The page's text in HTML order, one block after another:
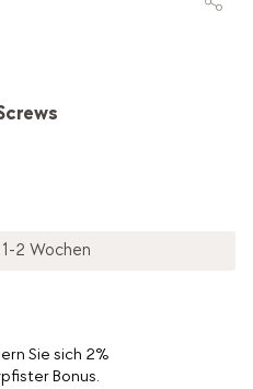
2 Wochen
Sie sich 2%
Bonus.